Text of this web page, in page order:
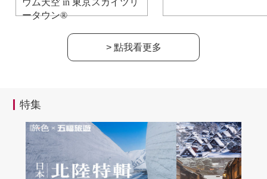
ータウン®
> 點我看更多
特集